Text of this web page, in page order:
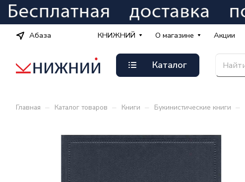
Абаза КНИЖНИЙ О магазине Акции
Каталог
Главная – Каталог товаров – Книги – Букинистические книги –